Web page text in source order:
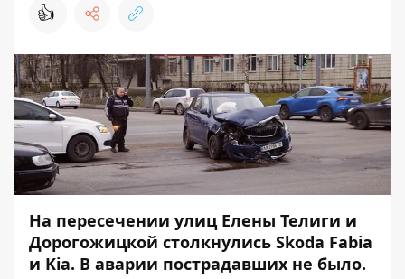
👍
На пересечении улиц Елены Телиги и
Дорогожицкой столкнулись Skoda Fabia
и Kia. В аварии пострадавших не было.